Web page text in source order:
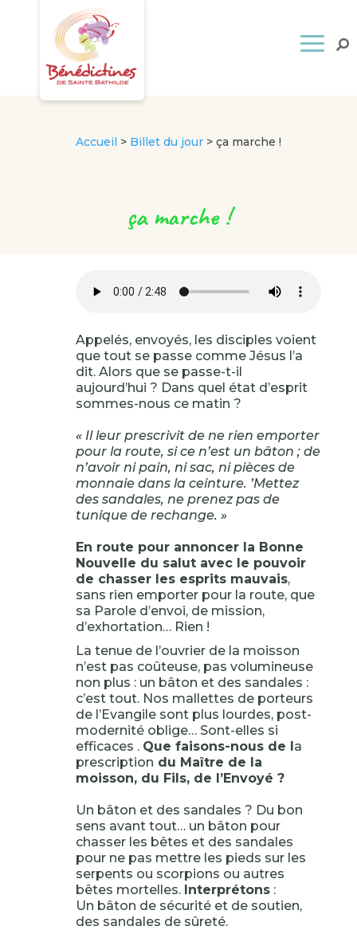
Accueil > Billet du jour> ça marche !
ça marche !
Appelés, envoyés, les disciples voient
que tout se passe comme Jésus l’a
dit. Alors que se passe-t-il
aujourd’hui ? Dans quel état d’esprit
sommes-nous ce matin ?
« Il leur prescrivit de ne rien emporter
pour la route, si ce n’est un bâton ; de
n’avoir ni pain, ni sac, ni pièces de
monnaie dans la ceinture. ’Mettez
des sandales, ne prenez pas de
tunique de rechange. »
En route pour annoncer la Bonne
Nouvelle du salut avec le pouvoir
de chasser les esprits mauvais,
sans rien emporter pour la route, que
sa Parole d’envoi, de mission,
d’exhortation… Rien !
La tenue de l’ouvrier de la moisson
n’est pas coûteuse, pas volumineuse
non plus : un bâton et des sandales :
c’est tout. Nos mallettes de porteurs
de l’Evangile sont plus lourdes, post-
modernité oblige… Sont-elles si
efficaces . Que faisons-nous de la
prescription du Maître de la
moisson, du Fils, de l’Envoyé ?
Un bâton et des sandales ? Du bon
sens avant tout… un bâton pour
chasser les bêtes et des sandales
pour ne pas mettre les pieds sur les
serpents ou scorpions ou autres
bêtes mortelles. Interprétons:
Un bâton de sécurité et de soutien,
des sandales de sûreté.